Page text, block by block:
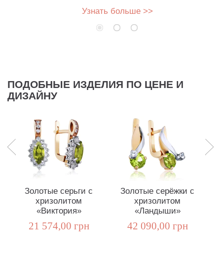
Узнать больше >>
ПОДОБНЫЕ ИЗДЕЛИЯ ПО ЦЕНЕ И
ДИЗАЙНУ
Золотые серьги с
хризолитом
«Виктория»
21 574,00 грн
Золотые серёжки с
хризолитом
«Ландыши»
42 090,00 грн